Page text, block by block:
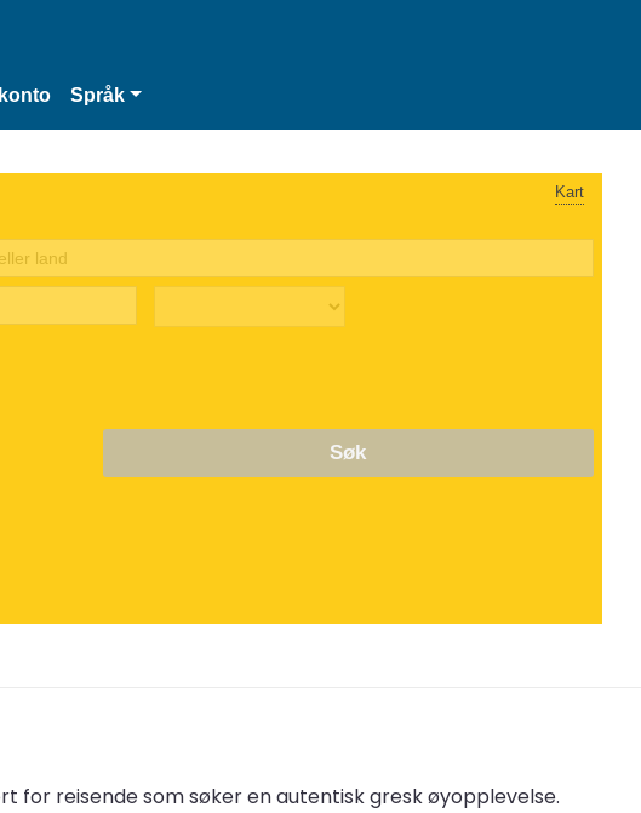
Språk
Kart
Søk
for reisende som søker en autentisk gresk øyopplevelse.